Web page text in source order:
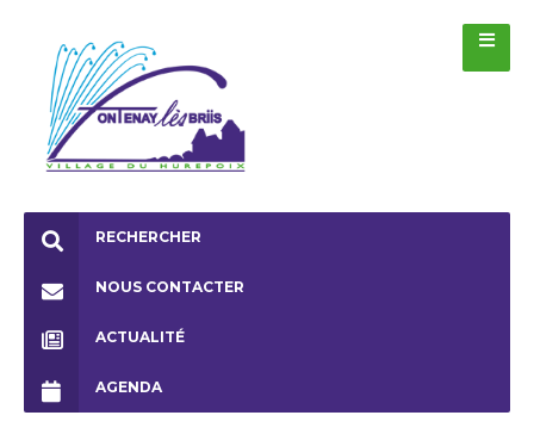
RECHERCHER
NOUS CONTACTER
ACTUALITÉ
AGENDA